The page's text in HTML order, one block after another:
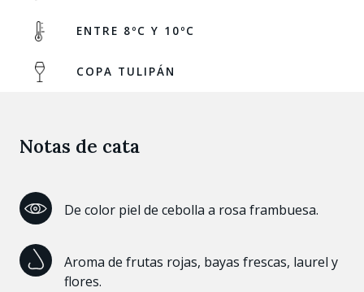
ENTRE 8ºC Y 10ºC
COPA TULIPÁN
Notas de cata
De color piel de cebolla a rosa frambuesa.
Aroma de frutas rojas, bayas frescas, laurel y
flores.